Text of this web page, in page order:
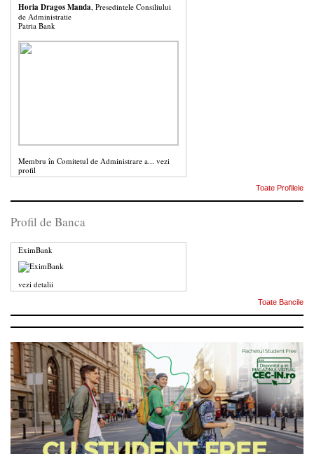
Horia Dragos Manda , Presedintele Consiliului
de Administratie
Patria Bank
Membru în Comitetul de Administrare a... vezi
profil
Toate Profilele
Profil de Banca
EximBank
vezi detalii
Toate Bancile